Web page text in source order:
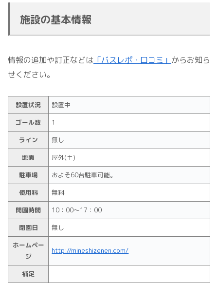
施設の基本情報
情報の追加や訂正などは 「バスレポ・口コミ」 からお知ら
せください。
設置状況
設置中
ゴール数
1
ライン
無し
地面
屋外(土)
駐車場
およそ60台駐車可能。
使用料
無料
開園時間
10：00～17：00
閉園日
無し
ホームペー
ジ
http://mineshizenen.com/
補足